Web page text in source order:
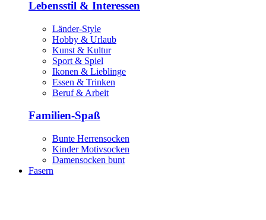
Lebensstil & Interessen
Länder-Style
Hobby & Urlaub
Kunst & Kultur
Sport & Spiel
Ikonen & Lieblinge
Essen & Trinken
Beruf & Arbeit
Familien-Spaß
Bunte Herrensocken
Kinder Motivsocken
Damensocken bunt
Fasern